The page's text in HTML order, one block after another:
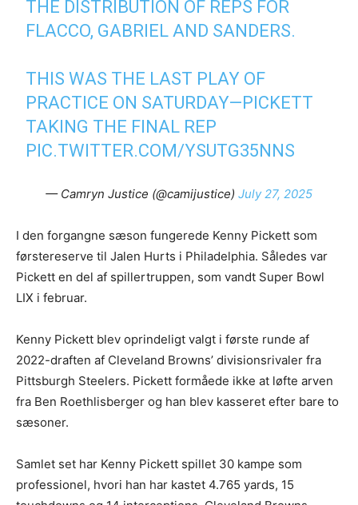
THE DISTRIBUTION OF REPS FOR
FLACCO, GABRIEL AND SANDERS.
THIS WAS THE LAST PLAY OF
PRACTICE ON SATURDAY—PICKETT
TAKING THE FINAL REP
PIC.TWITTER.COM/YSUTG35NNS
— Camryn Justice (@camijustice) July 27, 2025
I den forgangne sæson fungerede Kenny Pickett som
førstereserve til Jalen Hurts i Philadelphia. Således var
Pickett en del af spillertruppen, som vandt Super Bowl
LIX i februar.
Kenny Pickett blev oprindeligt valgt i første runde af
2022-draften af Cleveland Browns’ divisionsrivaler fra
Pittsburgh Steelers. Pickett formåede ikke at løfte arven
fra Ben Roethlisberger og han blev kasseret efter bare to
sæsoner.
Samlet set har Kenny Pickett spillet 30 kampe som
professionel, hvori han har kastet 4.765 yards, 15